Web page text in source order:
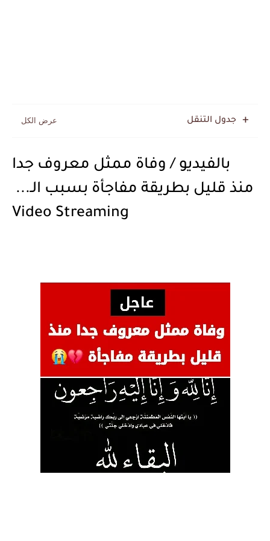
جدول التنقل
بالفيديو / وفاة ممثل معروف جدا
منذ قليل بطريقة مفاجأة بسبب الـ...
Video Streaming